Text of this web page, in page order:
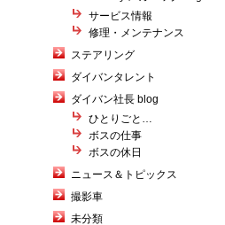
サービス情報
修理・メンテナンス
ステアリング
ダイバンタレント
ダイバン社長 blog
ひとりごと…
ボスの仕事
ボスの休日
ニュース＆トピックス
撮影車
未分類